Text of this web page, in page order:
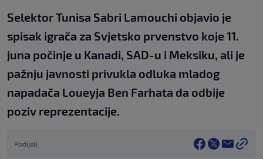
Selektor Tunisa Sabri Lamouchi objavio je
spisak igrača za Svjetsko prvenstvo koje 11.
juna počinje u Kanadi, SAD-u i Meksiku, ali je
pažnju javnosti privukla odluka mladog
napadača Loueyja Ben Farhata da odbije
poziv reprezentacije.
Podijeli